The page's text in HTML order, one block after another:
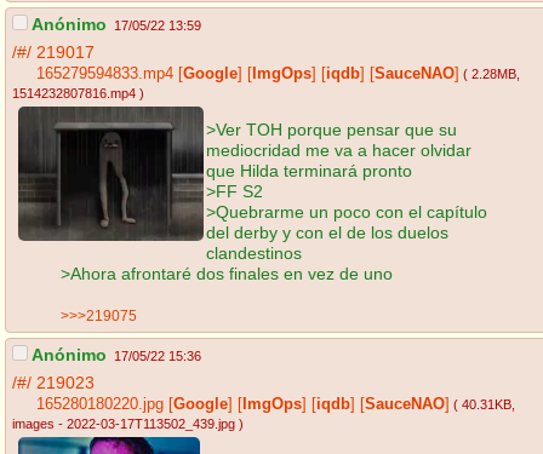
Anónimo 17/05/22 13:59
/#/ 219017
165279594833.mp4 Google ImgOps iqdb SauceNAO ( 2.28MB
1514232807816.mp4 )
>Ver TOH porque pensar que su
mediocridad me va a hacer olvidar
que Hilda terminará pronto
>FF S2
>Quebrarme un poco con el capítulo
del derby y con el de los duelos
clandestinos
>Ahora afrontaré dos finales en vez de uno
>>>219075
Anónimo 17/05/22 15:36
/#/ 219023
165280180220.jpg Google ImgOps iqdb SauceNAO ( 40.31KB
images - 2022-03-17T113502_439.jpg )